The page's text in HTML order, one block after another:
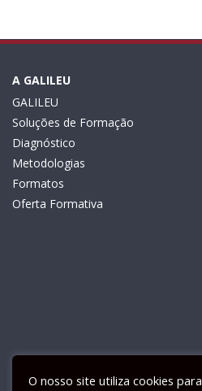
A GALILEU
GALILEU
Soluções de Formação
Diagnóstico
Metodologias
Formatos
Oferta Formativa
O nosso site utiliza cookies